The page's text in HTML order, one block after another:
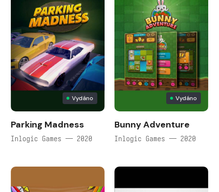
Vydáno
Parking Madness
Inlogic Games — 2020
Vydáno
Bunny Adventure
Inlogic Games — 2020